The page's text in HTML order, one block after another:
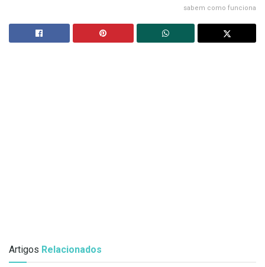
sabem como funciona
Artigos Relacionados